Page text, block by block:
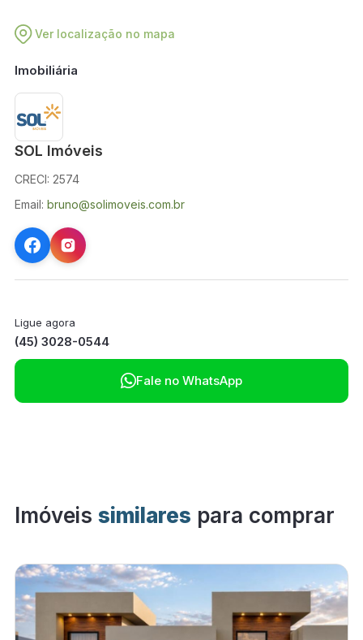
Ver localização no mapa
Imobiliária
SOL Imóveis
CRECI: 2574
Email: bruno@solimoveis.com.br
Ligue agora
(45) 3028-0544
Fale no WhatsApp
Imóveis similares para comprar